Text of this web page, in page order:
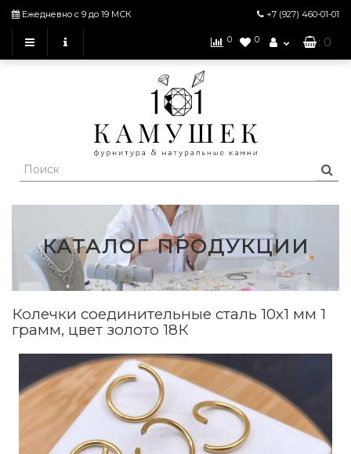
Ежедневно с 9 до 19 МСК +7 (927) 460-01-01
0 0 : 0
КАТАЛОГ ПРОДУКЦИИ
Колечки соединительные сталь 10х1 мм 1
грамм, цвет золото 18К